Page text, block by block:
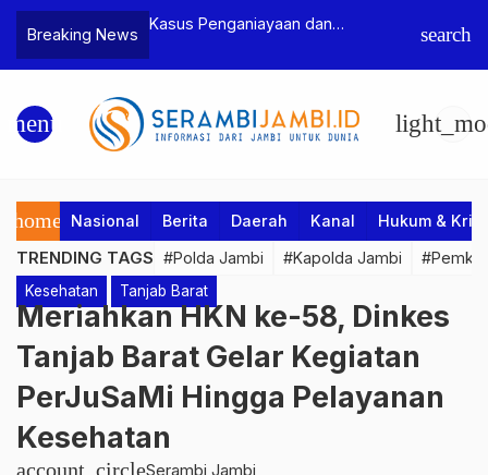
Breaking News
Bea Cukai
Pelaku beserta
dan 146 Gram
Kasus Penganiayaan dan
Tebo Tetapkan Dua Tersangka
Polres
Dua
search
menu
home Nasional Berita Daerah Kanal Hukum &
TRENDING TAGS #Polda Jambi #Kapolda Jambi
Kesehatan Tanjab Barat
Meriahkan HKN ke-58, Dinkes
Tanjab Barat Gelar Kegiatan
PerJuSaMi Hingga Pelayanan
Kesehatan
account_circleSerambi Jambi